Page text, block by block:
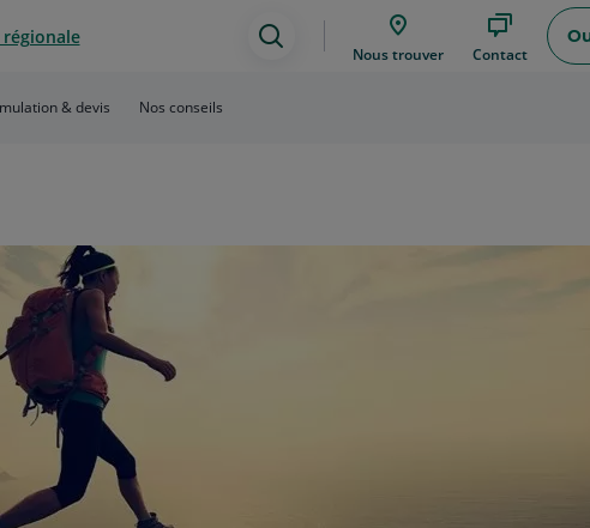
régionale
Assistance
Nous trouver Contact
& devis Nos conseils